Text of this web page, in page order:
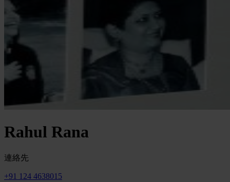
Rahul Rana
連絡先
+91 124 4638015